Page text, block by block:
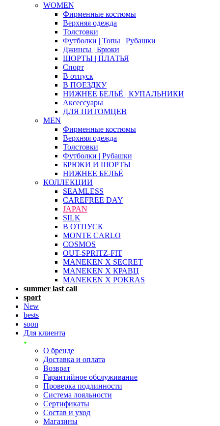
WOMEN
Фирменные костюмы
Верхняя одежда
Толстовки
Футболки | Топы | Рубашки
Джинсы | Брюки
ШОРТЫ | ПЛАТЬЯ
Спорт
В отпуск
В ПОЕЗДКУ
НИЖНЕЕ БЕЛЬЁ | КУПАЛЬНИКИ
Аксессуары
ДЛЯ ПИТОМЦЕВ
MEN
Фирменные костюмы
Верхняя одежда
Толстовки
Футболки | Рубашки
БРЮКИ И ШОРТЫ
НИЖНЕЕ БЕЛЬЁ
КОЛЛЕКЦИИ
SEAMLESS
CAREFREE DAY
JAPAN
SILK
В ОТПУСК
MONTE CARLO
COSMOS
OUT-SPRITZ-FIT
MANEKEN X SECRET
MANEKEN X КРАВЦ
MANEKEN X POKRAS
summer last call
sport
New
bests
soon
Для клиента
О бренде
Доставка и оплата
Возврат
Гарантийное обслуживание
Проверка подлинности
Система лояльности
Сертификаты
Состав и уход
Магазины